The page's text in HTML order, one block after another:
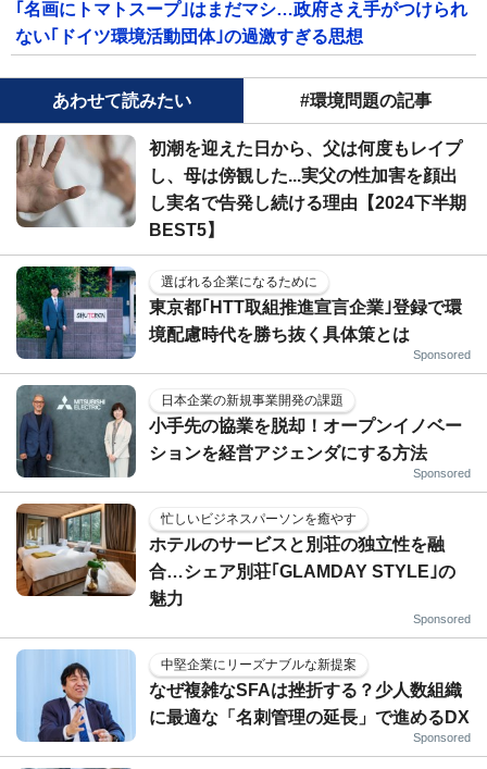
｢名画にトマトスープ｣はまだマシ…政府さえ手がつけられ
ない｢ドイツ環境活動団体｣の過激すぎる思想
あわせて読みたい #環境問題の記事
初潮を迎えた日から、父は何度もレイプ
し、母は傍観した...実父の性加害を顔出
し実名で告発し続ける理由【2024下半期
BEST5】
選ばれる企業になるために
東京都｢HTT取組推進宣言企業｣登録で環
境配慮時代を勝ち抜く具体策とは
Sponsored
日本企業の新規事業開発の課題
小手先の協業を脱却！オープンイノベー
ションを経営アジェンダにする方法
Sponsored
忙しいビジネスパーソンを癒やす
ホテルのサービスと別荘の独立性を融
合…シェア別荘｢GLAMDAY STYLE｣の
魅力
Sponsored
中堅企業にリーズナブルな新提案
なぜ複雑なSFAは挫折する？少人数組織
に最適な「名刺管理の延長」で進めるDX
Sponsored